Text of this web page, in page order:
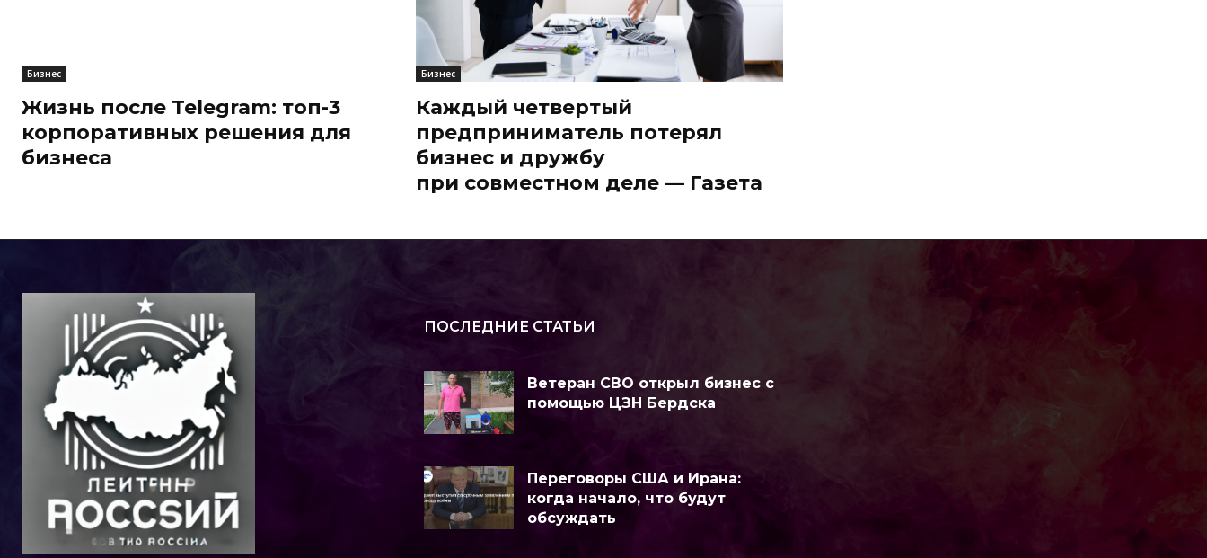
Бизнес
Жизнь после Telegram: топ-3
корпоративных решения для
бизнеса
Бизнес
Каждый четвертый
предприниматель потерял
бизнес и дружбу
при совместном деле — Газета
ПОСЛЕДНИЕ СТАТЬИ
Ветеран СВО открыл бизнес с
помощью ЦЗН Бердска
Переговоры США и Ирана:
когда начало, что будут
обсуждать